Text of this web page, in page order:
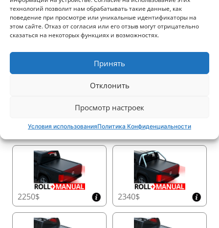
технологий позволит нам обрабатывать такие данные, как
поведение при просмотре или уникальные идентификаторы на
этом сайте. Отказ от согласия или его отзыв могут отрицательно
сказаться на некоторых функциях и возможностях.
Принять
Отклонить
Просмотр настроек
Условия использованияПолитика Конфиденциальности
2340$
2340$ 2425$
2250$ 2340$